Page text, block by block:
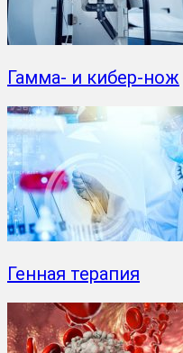
Гамма- и кибер-нож
Генная терапия